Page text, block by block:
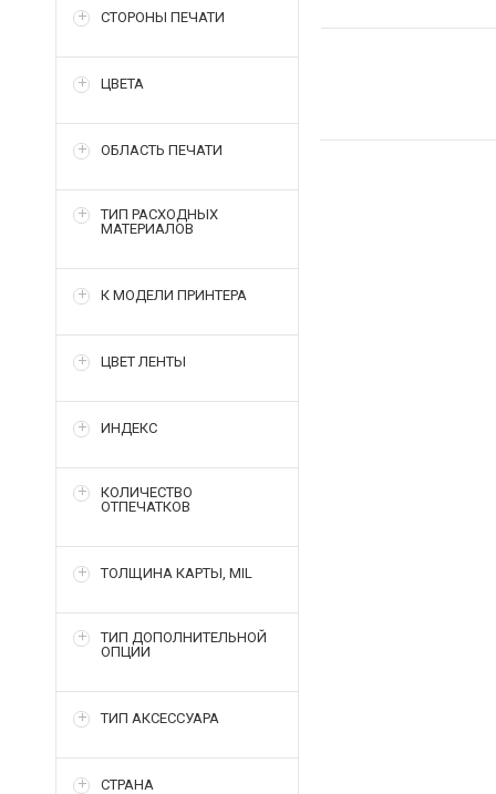
СТОРОНЫ ПЕЧАТИ
ЦВЕТА
ОБЛАСТЬ ПЕЧАТИ
ТИП РАСХОДНЫХ
МАТЕРИАЛОВ
К МОДЕЛИ ПРИНТЕРА
ЦВЕТ ЛЕНТЫ
ИНДЕКС
КОЛИЧЕСТВО
ОТПЕЧАТКОВ
ТОЛЩИНА КАРТЫ, MIL
ТИП ДОПОЛНИТЕЛЬНОЙ
ОПЦИИ
ТИП АКСЕССУАРА
СТРАНА